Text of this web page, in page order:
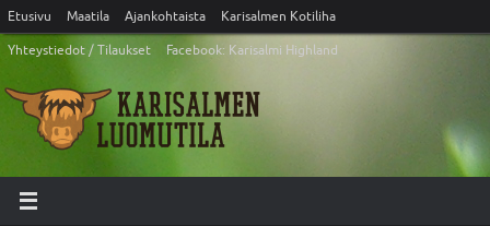
Etusivu Maatila Ajankohtaista
Karisalmen Kotiliha
Yhteystiedot / Tilaukset
Facebook: Karisalmi Highland